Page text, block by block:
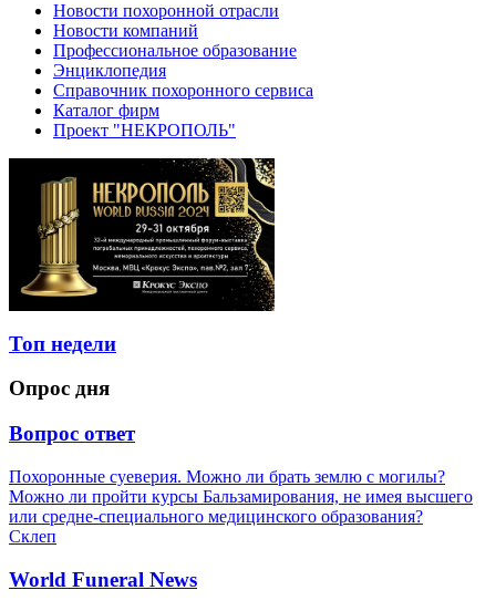
Новости похоронной отрасли
Новости компаний
Профессиональное образование
Энциклопедия
Справочник похоронного сервиса
Каталог фирм
Проект "НЕКРОПОЛЬ"
Топ недели
Опрос дня
Вопрос ответ
Похоронные суеверия. Можно ли брать землю с могилы?
Можно ли пройти курсы Бальзамирования, не имея высшего
или средне-специального медицинского образования?
Склеп
World Funeral News